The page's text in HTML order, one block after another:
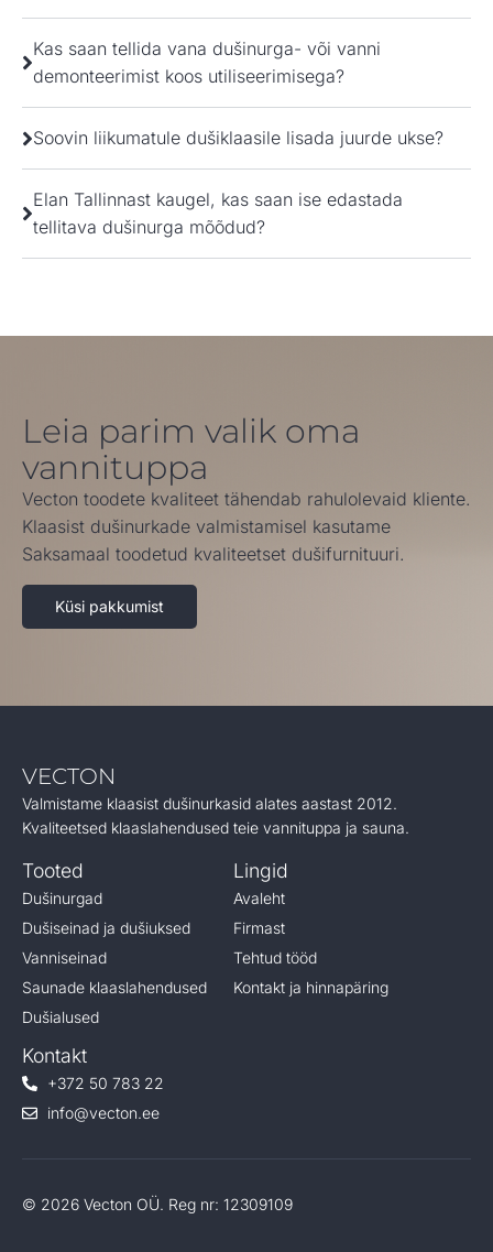
Kas saan tellida vana dušinurga- või vanni
demonteerimist koos utiliseerimisega?
Soovin liikumatule dušiklaasile lisada juurde ukse?
Elan Tallinnast kaugel, kas saan ise edastada
tellitava dušinurga mõõdud?
Leia parim valik oma
vannituppa
Vecton toodete kvaliteet tähendab rahulolevaid kliente.
Klaasist dušinurkade valmistamisel kasutame
Saksamaal toodetud kvaliteetset dušifurnituuri.
Küsi pakkumist
VECTON
Valmistame klaasist dušinurkasid alates aastast 2012.
Kvaliteetsed klaaslahendused teie vannituppa ja sauna.
Tooted
Dušinurgad
Dušiseinad ja dušiuksed
Vanniseinad
Saunade klaaslahendused
Dušialused
Lingid
Avaleht
Firmast
Tehtud tööd
Kontakt ja hinnapäring
Kontakt
+372 50 783 22
info@vecton.ee
© 2026 Vecton OÜ. Reg nr: 12309109